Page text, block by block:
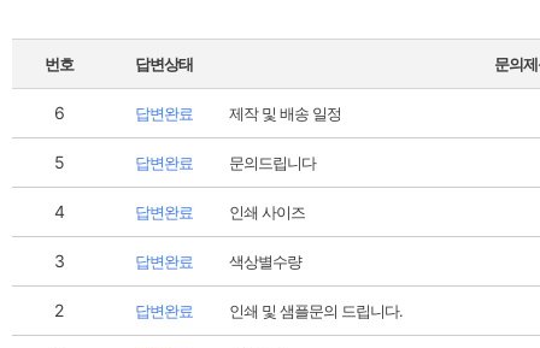
번호 답변상태 문의
6 답변완료 제작 및 배송 일정
5 답변완료 문의드립니다
4 답변완료 인쇄 사이즈
3 답변완료 색상별수량
2 답변완료 인쇄 및 샘플문의 드립니다.